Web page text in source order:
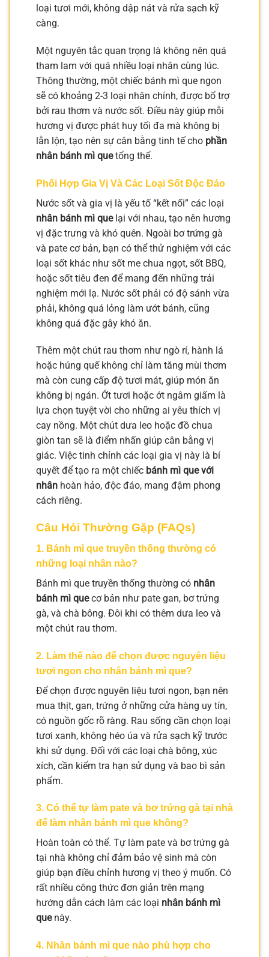
loại tươi mới, không dập nát và rửa sạch kỹ
càng.
Một nguyên tắc quan trọng là không nên quá
tham lam với quá nhiều loại nhân cùng lúc.
Thông thường, một chiếc bánh mì que ngon
sẽ có khoảng 2-3 loại nhân chính, được bổ trợ
bởi rau thơm và nước sốt. Điều này giúp mỗi
hương vị được phát huy tối đa mà không bị
lẫn lộn, tạo nên sự cân bằng tinh tế cho phần
nhân bánh mì quetổng thể.
Phối Hợp Gia Vị Và Các Loại Sốt Độc Đáo
Nước sốt và gia vị là yếu tố “kết nối” các loại
nhân bánh mì quelại với nhau, tạo nên hương
vị đặc trưng và khó quên. Ngoài bơ trứng gà
và pate cơ bản, bạn có thể thử nghiệm với các
loại sốt khác như sốt me chua ngọt, sốt BBQ,
hoặc sốt tiêu đen để mang đến những trải
nghiệm mới lạ. Nước sốt phải có độ sánh vừa
phải, không quá lỏng làm ướt bánh, cũng
không quá đặc gây khó ăn.
Thêm một chút rau thơm như ngò rí, hành lá
hoặc húng quế không chỉ làm tăng mùi thơm
mà còn cung cấp độ tươi mát, giúp món ăn
không bị ngán. Ớt tươi hoặc ớt ngâm giấm là
lựa chọn tuyệt vời cho những ai yêu thích vị
cay nồng. Một chút dưa leo hoặc đồ chua
giòn tan sẽ là điểm nhấn giúp cân bằng vị
giác. Việc tinh chỉnh các loại gia vị này là bí
quyết để tạo ra một chiếc bánh mì que với
nhân hoàn hảo, độc đáo, mang đậm phong
cách riêng.
Câu Hỏi Thường Gặp (FAQs)
1. Bánh mì que truyền thống thường có
những loại nhân nào?
Bánh mì que truyền thống thường có nhân
bánh mì quecơ bản như pate gan, bơ trứng
gà, và chà bông. Đôi khi có thêm dưa leo và
một chút rau thơm.
2. Làm thế nào để chọn được nguyên liệu
tươi ngon cho nhân bánh mì que?
Để chọn được nguyên liệu tươi ngon, bạn nên
mua thịt, gan, trứng ở những cửa hàng uy tín,
có nguồn gốc rõ ràng. Rau sống cần chọn loại
tươi xanh, không héo úa và rửa sạch kỹ trước
khi sử dụng. Đối với các loại chà bông, xúc
xích, cần kiểm tra hạn sử dụng và bao bì sản
phẩm.
3. Có thể tự làm pate và bơ trứng gà tại nhà
để làm nhân bánh mì que không?
Hoàn toàn có thể. Tự làm pate và bơ trứng gà
tại nhà không chỉ đảm bảo vệ sinh mà còn
giúp bạn điều chỉnh hương vị theo ý muốn. Có
rất nhiều công thức đơn giản trên mạng
hướng dẫn cách làm các loại nhân bánh mì
quenày.
4. Nhân bánh mì que nào phù hợp cho